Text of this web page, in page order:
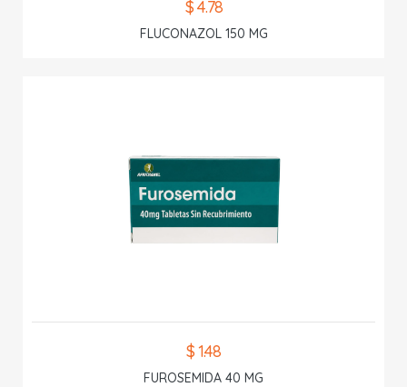
$ 4.78
FLUCONAZOL 150 MG
$ 1.48
FUROSEMIDA 40 MG